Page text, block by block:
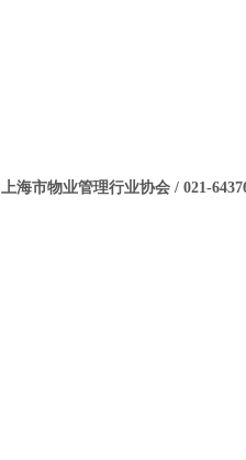
上海市物业管理行业协会 / 021-